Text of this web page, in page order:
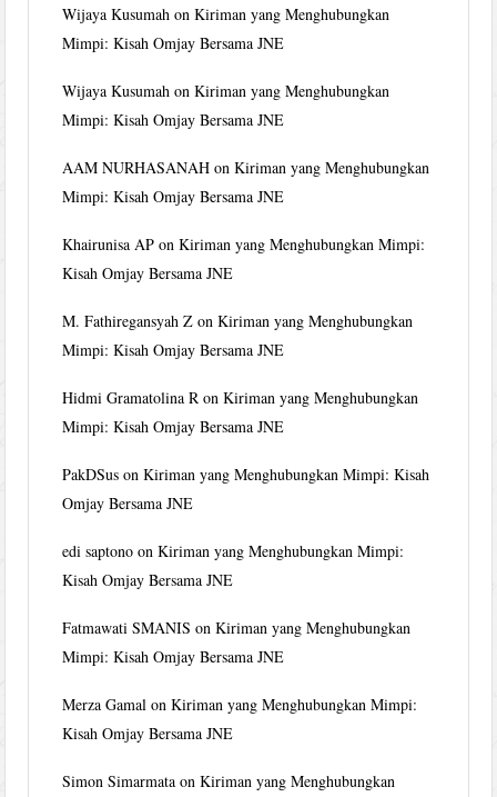
Wijaya Kusumah onKiriman yang Menghubungkan
Mimpi: Kisah Omjay Bersama JNE
Wijaya Kusumah onKiriman yang Menghubungkan
Mimpi: Kisah Omjay Bersama JNE
AAM NURHASANAH onKiriman yang Menghubungkan
Mimpi: Kisah Omjay Bersama JNE
Khairunisa AP onKiriman yang Menghubungkan Mimpi:
Kisah Omjay Bersama JNE
M. Fathiregansyah Z onKiriman yang Menghubungkan
Mimpi: Kisah Omjay Bersama JNE
Hidmi Gramatolina R onKiriman yang Menghubungkan
Mimpi: Kisah Omjay Bersama JNE
PakDSus onKiriman yang Menghubungkan Mimpi: Kisah
Omjay Bersama JNE
edi saptono onKiriman yang Menghubungkan Mimpi:
Kisah Omjay Bersama JNE
Fatmawati SMANIS onKiriman yang Menghubungkan
Mimpi: Kisah Omjay Bersama JNE
Merza Gamal onKiriman yang Menghubungkan Mimpi:
Kisah Omjay Bersama JNE
Simon Simarmata onKiriman yang Menghubungkan